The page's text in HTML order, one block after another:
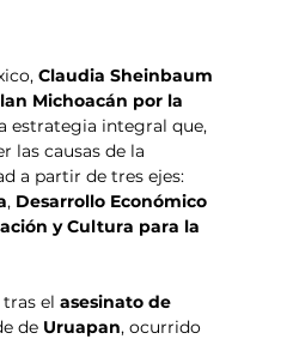
Claudia Sheinbaum
Michoacán por la
estrategia integral que,
las causas de la
a partir de tres ejes:
, Desarrollo Económico
y Cultura para la
tras el asesinato de
de Uruapan, ocurrido